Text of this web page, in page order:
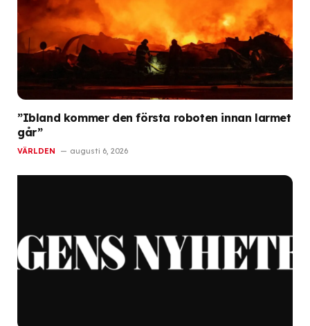
”Ibland kommer den första roboten innan larmet
går”
VÄRLDEN augusti 6, 2026